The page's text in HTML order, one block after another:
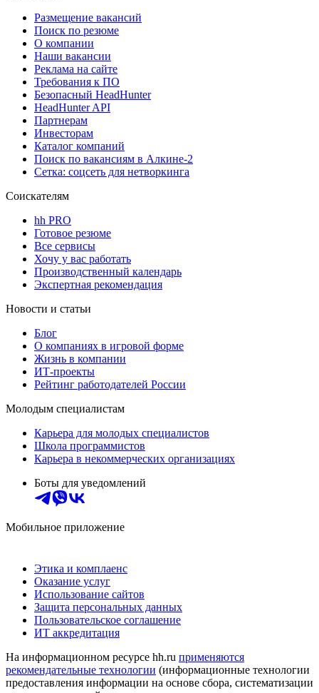
Размещение вакансий
Поиск по резюме
О компании
Наши вакансии
Реклама на сайте
Требования к ПО
Безопасный HeadHunter
HeadHunter API
Партнерам
Инвесторам
Каталог компаний
Поиск по вакансиям в Алкине-2
Сетка: соцсеть для нетворкинга
Соискателям
hh PRO
Готовое резюме
Все сервисы
Хочу у вас работать
Производственный календарь
Экспертная рекомендация
Новости и статьи
Блог
О компаниях в игровой форме
Жизнь в компании
ИТ-проекты
Рейтинг работодателей России
Молодым специалистам
Карьера для молодых специалистов
Школа программистов
Карьера в некоммерческих организациях
Боты для уведомлений
Мобильное приложение
Этика и комплаенс
Оказание услуг
Использование сайтов
Защита персональных данных
Пользовательское соглашение
ИТ аккредитация
На информационном ресурсе hh.ru применяются
рекомендательные технологии (информационные технологии
предоставления информации на основе сбора, систематизации